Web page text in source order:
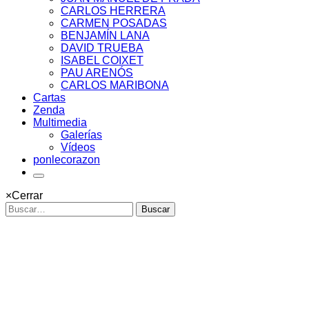
CARLOS HERRERA
CARMEN POSADAS
BENJAMÍN LANA
DAVID TRUEBA
ISABEL COIXET
PAU ARENÓS
CARLOS MARIBONA
Cartas
Zenda
Multimedia
Galerías
Vídeos
ponlecorazon
×Cerrar
Buscar